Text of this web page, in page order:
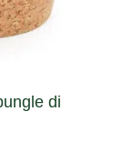
di
al 100%,
come